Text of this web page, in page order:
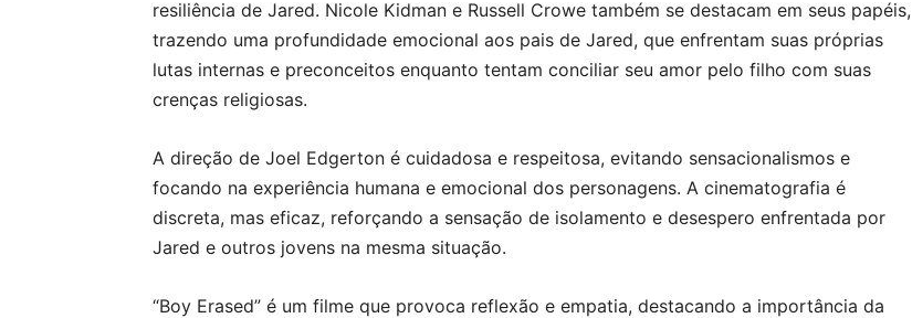
resiliência de Jared. Nicole Kidman e Russell Crowe também se destacam em seus papéis,
trazendo uma profundidade emocional aos pais de Jared, que enfrentam suas próprias
lutas internas e preconceitos enquanto tentam conciliar seu amor pelo filho com suas
crenças religiosas.
A direção de Joel Edgerton é cuidadosa e respeitosa, evitando sensacionalismos e
focando na experiência humana e emocional dos personagens. A cinematografia é
discreta, mas eficaz, reforçando a sensação de isolamento e desespero enfrentada por
Jared e outros jovens na mesma situação.
“Boy Erased” é um filme que provoca reflexão e empatia, destacando a importância da